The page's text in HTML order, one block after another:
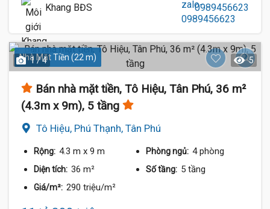
Khang BĐS 0989456623
Nhà Mặt Tiền (22 m)
1 / 4 5
Bán nhà mặt tiền, Tô Hiệu, Tân Phú, 36 m²
(4.3m x 9m), 5 tầng
Tô Hiệu, Phú Thạnh, Tân Phú
Rộng: 4.3 m x 9 m Phòng ngủ: 4 phòng
Diện tích: 36 m² Số tầng: 5 tầng
Giá/m²: 290 triệu/m²